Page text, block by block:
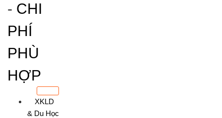
- CHI
PHÍ
PHÙ
HỢP
XKLD
& Du Học